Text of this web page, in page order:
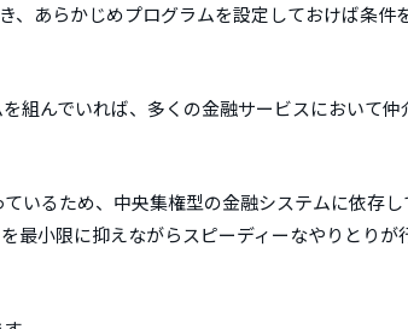
、あらかじめプログラムを設定しておけば条件
組んでいれば、多くの金融サービスにおいて仲
いるため、中央集権型の金融システムに依存
最小限に抑えながらスピーディーなやりとりが